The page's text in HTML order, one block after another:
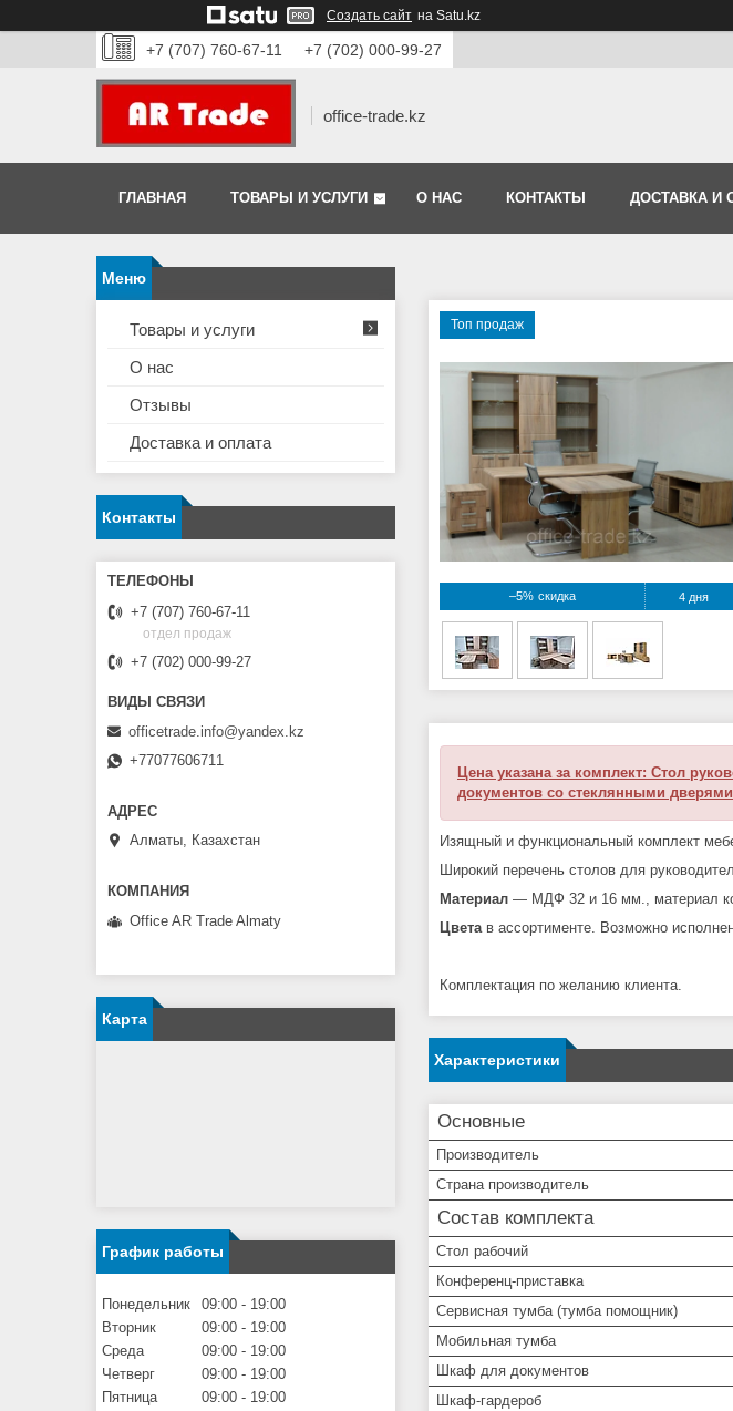
Создать сайт на Satu.kz
+7 (707) 760-67-11 +7 (702) 000-99-27
office-trade.kz
ГЛАВНАЯ ТОВАРЫ И УСЛУГИ О НАС КОНТАКТЫ ДОСТАВКА И
–5% 4 дня
Топ продаж
Цена указана за комплект: Стол
документов со стеклянными дверями
Изящный и функциональный комплект
Широкий перечень столов для
Материал ― МДФ 32 и 16 мм., материал
Цвета в ассортименте. Возможно
Комплектация по желанию клиента.
Характеристики
Основные
Производитель
Страна производитель
Состав комплекта
Стол рабочий
Конференц-приставка
Сервисная тумба (тумба помощник)
Мобильная тумба
Шкаф для документов
Шкаф-гардероб
Товары и услуги
О нас
Отзывы
Доставка и оплата
Контакты
+7 (707) 760-67-11
отдел продаж
+7 (702) 000-99-27
officetrade.info@yandex.kz
+77077606711
Алматы, Казахстан
Office AR Trade Almaty
Карта
График работы
Понедельник 09:00
19:00
Вторник
09:00
19:00
Среда
09:00
19:00
Четверг
09:00
19:00
Пятница
09:00
19:00